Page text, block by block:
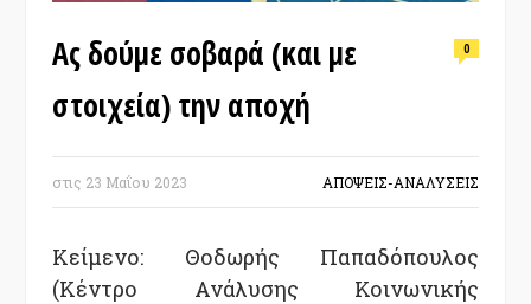
Ας δούμε σοβαρά (και με
στοιχεία) την αποχή
0
στις 23 Μαΐου 2023 ΑΠΟΨΕΙΣ-ΑΝΑΛΥΣΕΙΣ
Κείμενο: Θοδωρής Παπαδόπουλος
(Κέντρο Ανάλυσης Κοινωνικής